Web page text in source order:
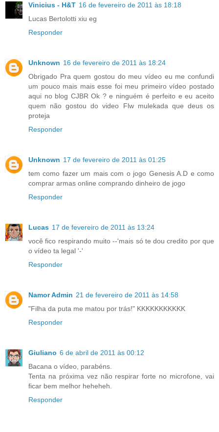
Vinicius - H&T 16 de fevereiro de 2011 às 18:18
Lucas Bertolotti xiu eg
Responder
Unknown 16 de fevereiro de 2011 às 18:24
Obrigado Pra quem gostou do meu vídeo eu me confundi
um pouco mais mais esse foi meu primeiro vídeo postado
aqui no blog CJBR Ok ? e ninguém é perfeito e eu aceito
quem não gostou do video Flw mulekada que deus os
proteja
Responder
Unknown 17 de fevereiro de 2011 às 01:25
tem como fazer um mais com o jogo Genesis A.D e como
comprar armas online comprando dinheiro de jogo
Responder
Lucas 17 de fevereiro de 2011 às 13:24
você fico respirando muito --'mais só te dou credito por que
o vídeo ta legal '-'
Responder
Namor Admin 21 de fevereiro de 2011 às 14:58
"Filha da puta me matou por trás!" KKKKKKKKKKK
Responder
Giuliano 6 de abril de 2011 às 00:12
Bacana o vídeo, parabéns.
Tenta na próxima vez não respirar forte no microfone, vai
ficar bem melhor heheheh.
Responder